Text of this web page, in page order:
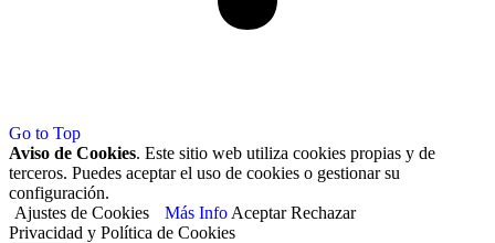
Go to Top
Aviso de Cookies. Este sitio web utiliza cookies propias y de
terceros. Puedes aceptar el uso de cookies o gestionar su
configuración.
Ajustes de Cookies
Más Info Aceptar Rechazar
Privacidad y Política de Cookies